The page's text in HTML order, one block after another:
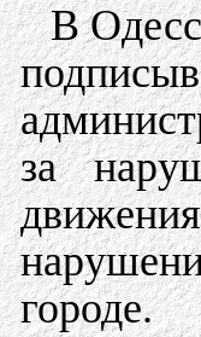
В
за
городе.